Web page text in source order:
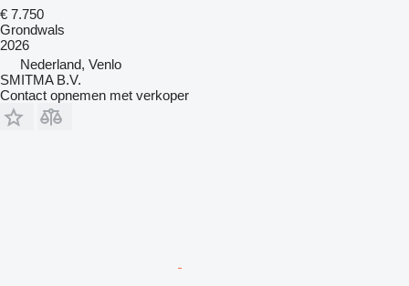
€ 7.750
Grondwals
2026
Nederland, Venlo
SMITMA B.V.
Contact opnemen met verkoper